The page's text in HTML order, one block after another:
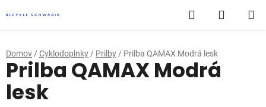
na
obsah
Hľadať
KOŠÍK
Domov / Cyklodoplnky / Prilby / Prilba QAMAX Modrá lesk
Prilba QAMAX Modrá
lesk